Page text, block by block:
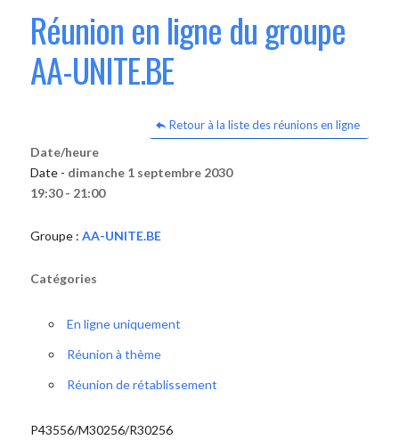
Réunion en ligne du groupe
AA-UNITE.BE
Retour à la liste des réunions en ligne
Date/heure
Date - dimanche 1 septembre 2030
19:30 - 21:00
Groupe : AA-UNITE.BE
Catégories
En ligne uniquement
Réunion à thème
Réunion de rétablissement
P43556/M30256/R30256